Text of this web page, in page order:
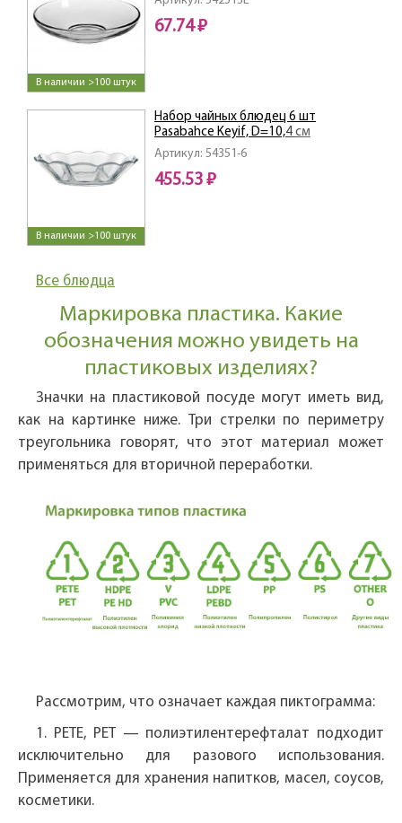
В наличии >100 штук
67.74 ₽
В наличии >100 штук
Артикул: 54351-6
Набор чайных блюдец 6 шт
Pasabahce Keyif, D=10,4 см
455.53 ₽
Все блюдца
Маркировка пластика. Какие
обозначения можно увидеть на
пластиковых изделиях?
Значки на пластиковой посуде могут иметь вид,
как на картинке ниже. Три стрелки по периметру
треугольника говорят, что этот материал может
применяться для вторичной переработки.
Рассмотрим, что означает каждая пиктограмма:
1. PETE, PET — полиэтилентерефталат подходит
исключительно для разового использования.
Применяется для хранения напитков, масел, соусов,
косметики.